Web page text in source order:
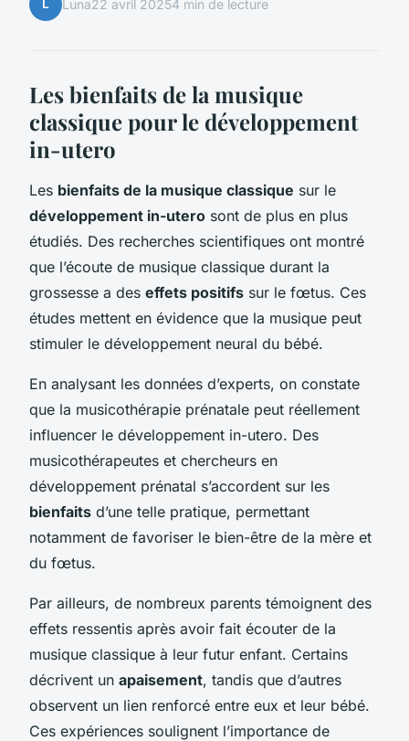
L Luna22 avril 20254 min de lecture
Les bienfaits de la musique
classique pour le développement
in-utero
Les bienfaits de la musique classique sur le
développement in-utero sont de plus en plus
étudiés. Des recherches scientifiques ont montré
que l’écoute de musique classique durant la
grossesse a des effets positifs sur le fœtus. Ces
études mettent en évidence que la musique peut
stimuler le développement neural du bébé.
En analysant les données d’experts, on constate
que la musicothérapie prénatale peut réellement
influencer le développement in-utero. Des
musicothérapeutes et chercheurs en
développement prénatal s’accordent sur les
bienfaits d’une telle pratique, permettant
notamment de favoriser le bien-être de la mère et
du fœtus.
Par ailleurs, de nombreux parents témoignent des
effets ressentis après avoir fait écouter de la
musique classique à leur futur enfant. Certains
décrivent un apaisement, tandis que d’autres
observent un lien renforcé entre eux et leur bébé.
Ces expériences soulignent l’importance de